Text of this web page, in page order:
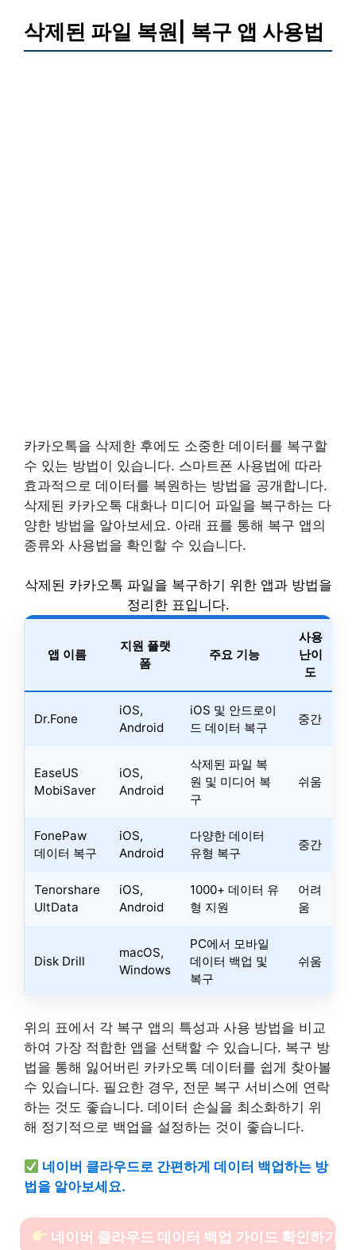
삭제된 파일 복원| 복구 앱 사용법
카카오톡을 삭제한 후에도 소중한 데이터를 복구할
수 있는 방법이 있습니다. 스마트폰 사용법에 따라
효과적으로 데이터를 복원하는 방법을 공개합니다.
삭제된 카카오톡 대화나 미디어 파일을 복구하는 다
양한 방법을 알아보세요. 아래 표를 통해 복구 앱의
종류와 사용법을 확인할 수 있습니다.
삭제된 카카오톡 파일을 복구하기 위한 앱과 방법을
정리한 표입니다.
앱 이름
지원 플랫
폼
주요 기능
사용
난이
도
Dr.Fone
iOS,
Android
iOS 및 안드로이
드 데이터 복구
중간
EaseUS
MobiSaver
iOS,
Android
삭제된 파일 복
원 및 미디어 복
구
쉬움
FonePaw
데이터 복구
iOS,
Android
다양한 데이터
유형 복구
중간
Tenorshare
UltData
iOS,
Android
1000+ 데이터 유
형 지원
어려
움
Disk Drill
macOS,
Windows
PC에서 모바일
데이터 백업 및
복구
쉬움
위의 표에서 각 복구 앱의 특성과 사용 방법을 비교
하여 가장 적합한 앱을 선택할 수 있습니다. 복구 방
법을 통해 잃어버린 카카오톡 데이터를 쉽게 찾아볼
수 있습니다. 필요한 경우, 전문 복구 서비스에 연락
하는 것도 좋습니다. 데이터 손실을 최소화하기 위
해 정기적으로 백업을 설정하는 것이 좋습니다.
네이버 클라우드로 간편하게 데이터 백업하는 방
법을 알아보세요.
네이버 클라우드 데이터 백업 가이드 확인하기